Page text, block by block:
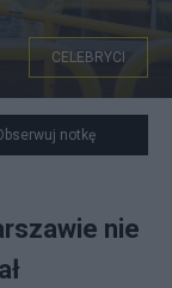
Zdjęcie
CELEBRYCI
notkę
nie